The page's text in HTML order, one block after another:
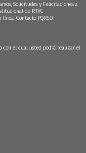
Solicitudes y Felicitaciones a
de RTVC
línea: Contacto PQRSD.
con el cual usted podrá realizar el